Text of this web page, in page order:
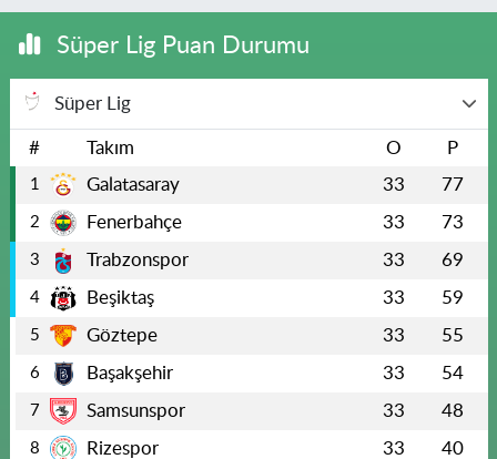
Süper Lig Puan Durumu
Süper Lig
# Takım O P
1 Galatasaray 33 77
2 Fenerbahçe 33 73
3 Trabzonspor 33 69
4 Beşiktaş 33 59
5 Göztepe 33 55
6 Başakşehir 33 54
7 Samsunspor 33 48
8 Rizespor 33 40